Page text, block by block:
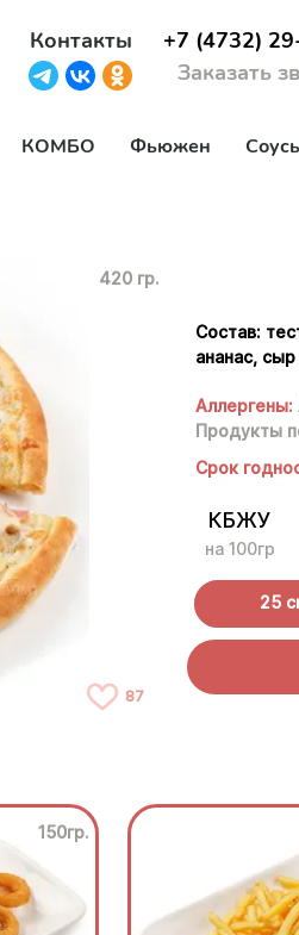
Контакты
+7 (4732)
Заказать
КОМБО Фьюжен
420 гр.
87
Состав:
ананас,
Аллергены:
Продукты
Срок
КБЖУ
на 100гр
25
150гр.